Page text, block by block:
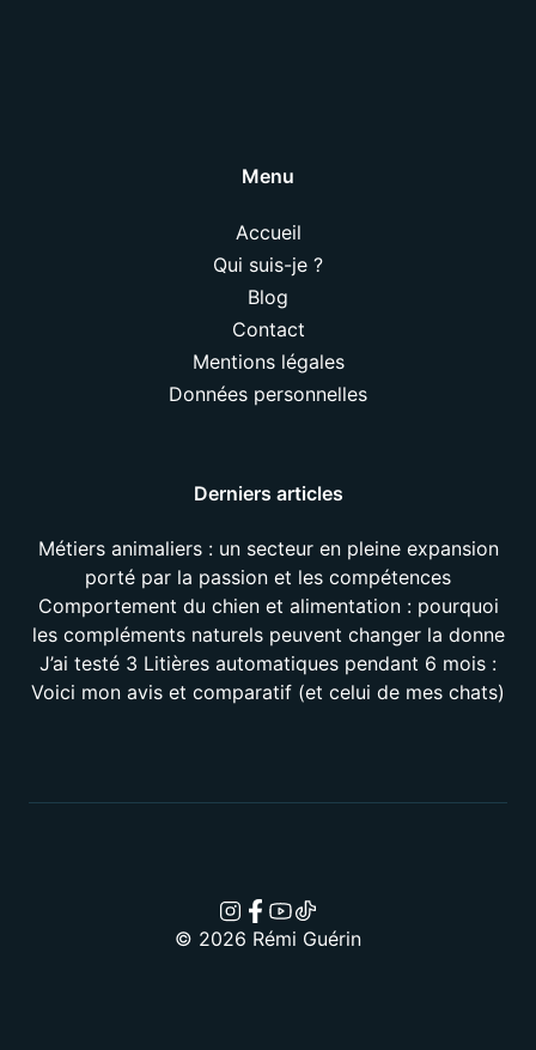
Menu
Accueil
Qui suis-je ?
Blog
Contact
Mentions légales
Données personnelles
Derniers articles
Métiers animaliers : un secteur en pleine expansion
porté par la passion et les compétences
Comportement du chien et alimentation : pourquoi
les compléments naturels peuvent changer la donne
J’ai testé 3 Litières automatiques pendant 6 mois :
Voici mon avis et comparatif (et celui de mes chats)
© 2026 Rémi Guérin